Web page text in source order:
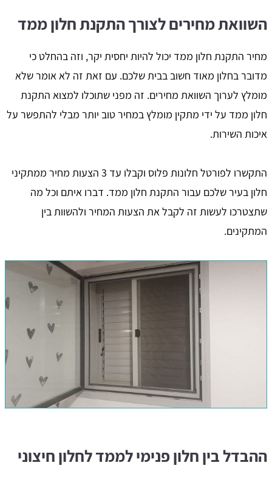
השוואת מחירים לצורך התקנת חלון ממד
מחיר התקנת חלון ממד יכול להיות יחסית יקר, וזה בהחלט כי
מדובר בחלון מאוד חשוב בבית שלכם. עם זאת זה לא אומר שלא
מומלץ לערוך השוואת מחירים. זה מפני שתוכלו למצוא התקנת
חלון ממד על ידי מתקין מומלץ במחיר טוב יותר מבלי להתפשר על
איכות השירות.
התקשרו לפורטל חלונות פלוס וקבלו עד 3 הצעות מחיר ממתקיני
חלון בעיר שלכם עבור התקנת חלון ממד. דברו איתם וכל מה
שתצטרכו לעשות זה לקבל את הצעות המחיר ולהשוות בין
המתקינים.
ההבדל בין חלון פנימי לממד לחלון חיצוני